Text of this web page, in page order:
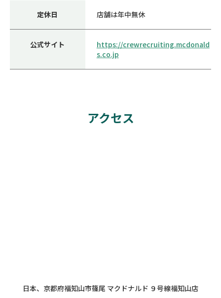
定休日 店舗は年中無休
公式サイト
https://crewrecruiting.mcdonald
s.co.jp
アクセス
日本、京都府福知山市篠尾 マクドナルド ９号線福知山店